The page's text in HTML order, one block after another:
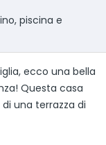
piscina e
ecco una bella
Questa casa
una terrazza di